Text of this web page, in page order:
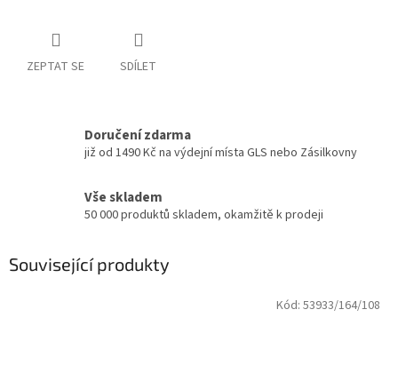
ZEPTAT SE SDÍLET
Doručení zdarma
již od 1490 Kč na výdejní místa GLS nebo Zásilkovny
Vše skladem
50 000 produktů skladem, okamžitě k prodeji
Související produkty
Kód: 53933/164/108